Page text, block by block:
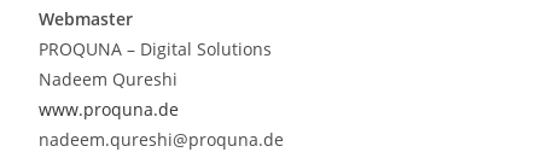
Webmaster
PROQUNA – Digital Solutions
Nadeem Qureshi
www.proquna.de
nadeem.qureshi@proquna.de